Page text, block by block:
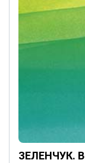
ЗЕЛЕНЧУК.